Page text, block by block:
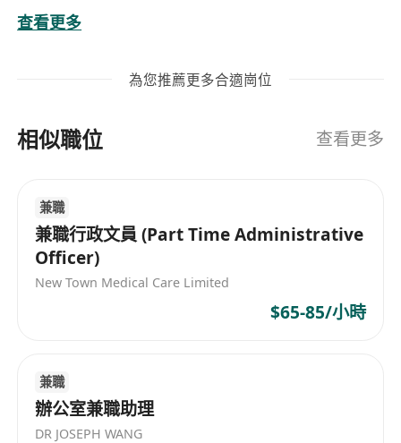
負責設施相關的物資管理。
確保設施符合公司政策以及安全標準。
支持其他設施管理相關的行政工作。
查看更多
為您推薦更多合適崗位
相似職位 查看更多
兼職
兼職行政文員 (Part Time Administrative
Officer)
New Town Medical Care Limited
$65-85/小時
兼職
辦公室兼職助理
DR JOSEPH WANG